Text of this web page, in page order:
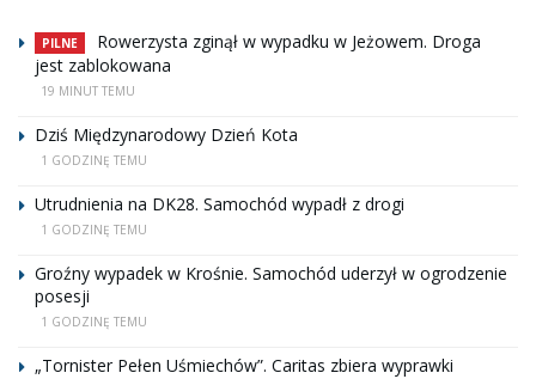
PILNE
Rowerzysta zginął w wypadku w Jeżowem. Droga
jest zablokowana
19 MINUT TEMU
Dziś Międzynarodowy Dzień Kota
1 GODZINĘ TEMU
Utrudnienia na DK28. Samochód wypadł z drogi
1 GODZINĘ TEMU
Groźny wypadek w Krośnie. Samochód uderzył w ogrodzenie
posesji
1 GODZINĘ TEMU
„Tornister Pełen Uśmiechów”. Caritas zbiera wyprawki